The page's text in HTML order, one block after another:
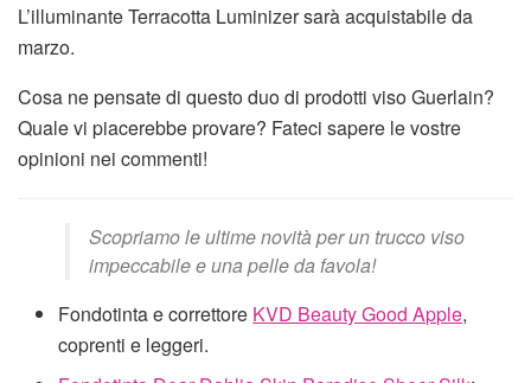
L’illuminante Terracotta Luminizer sarà acquistabile da
marzo.
Cosa ne pensate di questo duo di prodotti viso Guerlain?
Quale vi piacerebbe provare? Fateci sapere le vostre
opinioni nei commenti!
Scopriamo le ultime novità per un trucco viso
impeccabile e una pelle da favola!
Fondotinta e correttore KVD Beauty Good Apple,
coprenti e leggeri.